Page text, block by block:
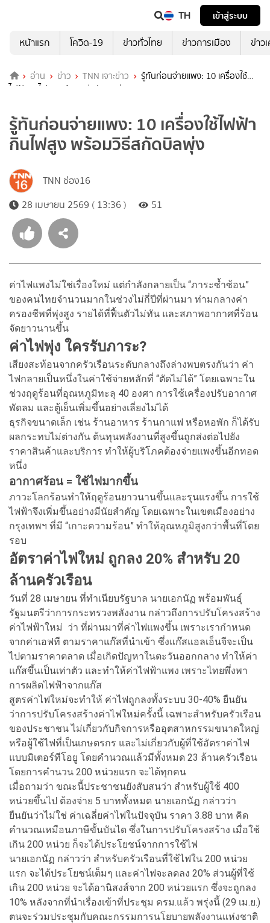
TH
เข้าสู่ระบบ
หน้าแรก
โควิด-19 ข่าวทั่วไทย ข่าวการเมือง ข่าว
อ่าน ข่าว TNN เจาะข่าว
รู้ทันก่อนจ่ายแพง: 10 เครื่องใช้
ไฟฟ้ากินไฟสูง พร้อมวิธีสกัดบิลพุ่ง
รู้ทันก่อนจ่ายแพง: 10 เครื่องใช้ไฟฟ้า
กินไฟสูง พร้อมวิธีสกัดบิลพุ่ง
TNN ช่อง16
28 เมษายน 2569 ( 13:36 )
51
ค่าไฟแพงไม่ใช่เรื่องใหม่ แต่กำลังกลายเป็น “ภาระซ้ำซ้อน”
ของคนไทยจำนวนมากในช่วงไม่กี่ปีที่ผ่านมา ท่ามกลางค่า
ครองชีพที่พุ่งสูง รายได้ที่ฟื้นตัวไม่ทัน และสภาพอากาศที่ร้อน
จัดยาวนานขึ้น
ค่าไฟพุ่ง ใครรับภาระ?
เสียงสะท้อนจากครัวเรือนระดับกลางถึงล่างพบตรงกันว่า ค่า
ไฟกลายเป็นหนึ่งในค่าใช้จ่ายหลักที่ “ตัดไม่ได้” โดยเฉพาะใน
ช่วงฤดูร้อนที่อุณหภูมิทะลุ 40 องศา การใช้เครื่องปรับอากาศ
พัดลม และตู้เย็นเพิ่มขึ้นอย่างเลี่ยงไม่ได้
ธุรกิจขนาดเล็ก เช่น ร้านอาหาร ร้านกาแฟ หรือหอพัก ก็ได้รับ
ผลกระทบไม่ต่างกัน ต้นทุนพลังงานที่สูงขึ้นถูกส่งต่อไปยัง
ราคาสินค้าและบริการ ทำให้ผู้บริโภคต้องจ่ายแพงขึ้นอีกทอด
หนึ่ง
อากาศร้อน = ใช้ไฟมากขึ้น
ภาวะโลกร้อนทำให้ฤดูร้อนยาวนานขึ้นและรุนแรงขึ้น การใช้
ไฟฟ้าจึงเพิ่มขึ้นอย่างมีนัยสำคัญ โดยเฉพาะในเขตเมืองอย่าง
กรุงเทพฯ ที่มี “เกาะความร้อน” ทำให้อุณหภูมิสูงกว่าพื้นที่โดย
รอบ
อัตราค่าไฟใหม่ ถูกลง 20% สำหรับ 20
ล้านครัวเรือน
วันที่ 28 เมษายน ที่ทำเนียบรัฐบาล นายเอกนัฏ พร้อมพันธุ์
รัฐมนตรีว่าการกระทรวงพลังงาน กล่าวถึงการปรับโครงสร้าง
ค่าไฟฟ้าใหม่ ว่า ที่ผ่านมาที่ค่าไฟแพงขึ้น เพราะเรากำหนด
จากค่าเอฟที ตามราคาแก๊สที่นำเข้า ซึ่งแก๊สแอลเอ็นจีจะเป็น
ไปตามราคาตลาด เมื่อเกิดปัญหาในตะวันออกกลาง ทำให้ค่า
แก๊สขึ้นเป็นเท่าตัว และทำให้ค่าไฟฟ้าแพง เพราะไทยพึ่งพา
การผลิตไฟฟ้าจากแก๊ส
สูตรค่าไฟใหม่จะทำให้ ค่าไฟถูกลงทั้งระบบ 30-40% ยืนยัน
ว่าการปรับโครงสร้างค่าไฟใหม่ครั้งนี้ เฉพาะสำหรับครัวเรือน
ของประชาชน ไม่เกี่ยวกับกิจการหรืออุตสาหกรรมขนาดใหญ่
หรือผู้ใช้ไฟที่เป็นเกษตรกร และไม่เกี่ยวกับผู้ที่ใช้อัตราค่าไฟ
แบบมิเตอร์ทีโอยู โดยคำนวณแล้วมีทั้งหมด 23 ล้านครัวเรือน
โดยการคำนวน 200 หน่วยแรก จะได้ทุกคน
เมื่อถามว่า ขณะนี้ประชาชนยังสับสนว่า สำหรับผู้ใช้ 400
หน่วยขึ้นไป ต้องจ่าย 5 บาททั้งหมด นายเอกนัฏ กล่าวว่า
ยืนยันว่าไม่ใช่ ค่าเฉลี่ยค่าไฟในปัจจุบัน ราคา 3.88 บาท คิด
คำนวณเหมือนภาษีขั้นบันได ซึ่งในการปรับโครงสร้าง เมื่อใช้
เกิน 200 หน่วย ก็จะได้ประโยชน์จากการใช้ไฟ
นายเอกนัฏ กล่าวว่า สำหรับครัวเรือนที่ใช้ไฟใน 200 หน่วย
แรก จะได้ประโยชน์เต็มๆ และค่าไฟจะลดลง 20% ส่วนผู้ที่ใช้
เกิน 200 หน่วย จะได้อานิสงส์จาก 200 หน่วยแรก ซึ่งจะถูกลง
10% หลังจากที่นำเรื่องเข้าที่ประชุม ครม.แล้ว พรุ่งนี้ (29 เม.ย.)
ตนจะร่วมประชุมกับคณะกรรมการนโยบายพลังงานแห่งชาติ